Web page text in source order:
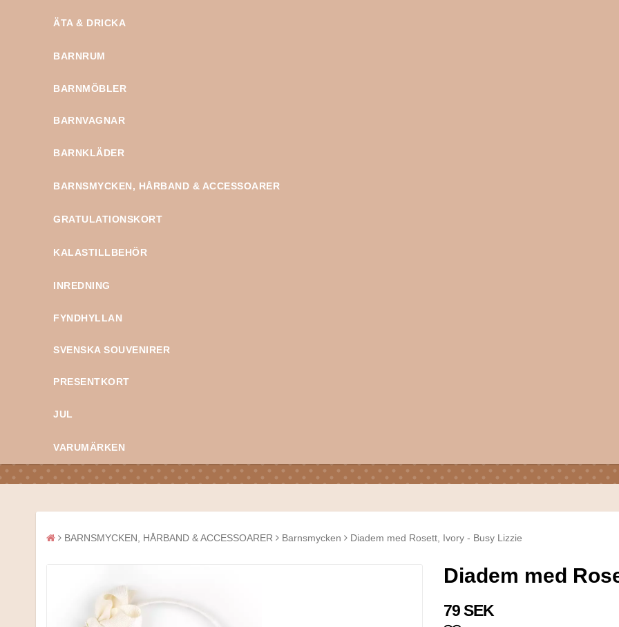
ÄTA & DRICKA
BARNRUM
BARNMÖBLER
BARNVAGNAR
BARNKLÄDER
BARNSMYCKEN, HÅRBAND & ACCESSOARER
GRATULATIONSKORT
KALASTILLBEHÖR
INREDNING
FYNDHYLLAN
SVENSKA SOUVENIRER
PRESENTKORT
JUL
VARUMÄRKEN
BARNSMYCKEN, HÅRBAND & ACCESSOARER Barnsmycken Diadem med Rosett, Ivory - Busy Lizzie
Diadem med
79 SEK